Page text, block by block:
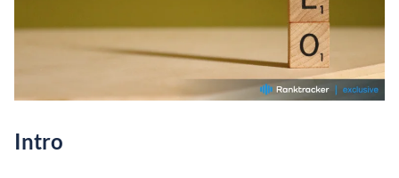
Intro